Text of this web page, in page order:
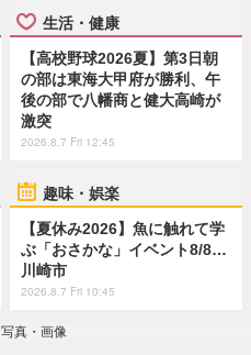
生活・健康
【高校野球2026夏】第3日朝
の部は東海大甲府が勝利、午
後の部で八幡商と健大高崎が
激突
2026.8.7 Fri 12:45
趣味・娯楽
【夏休み2026】魚に触れて学
ぶ「おさかな」イベント8/8…
川崎市
2026.8.7 Fri 10:45
写真・画像